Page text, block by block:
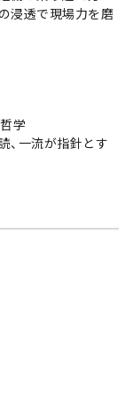
浸透で現場力を磨
学
、一流が指針とす